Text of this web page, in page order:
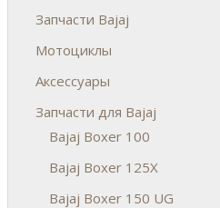
Запчасти Bajaj
Мотоциклы
Аксессуары
Запчасти для Bajaj
Bajaj Boxer 100
Bajaj Boxer 125X
Bajaj Boxer 150 UG